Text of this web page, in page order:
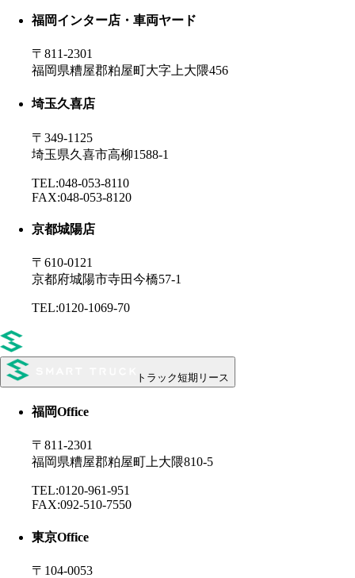
福岡インター店・車両ヤード
〒811-2301
福岡県糟屋郡粕屋町大字上大隈456
埼玉久喜店
〒349-1125
埼玉県久喜市高柳1588-1
TEL:048-053-8110
FAX:048-053-8120
京都城陽店
〒610-0121
京都府城陽市寺田今橋57-1
TEL:0120-1069-70
トラック短期リース
福岡Office
〒811-2301
福岡県糟屋郡粕屋町上大隈810-5
TEL:0120-961-951
FAX:092-510-7550
東京Office
〒104-0053